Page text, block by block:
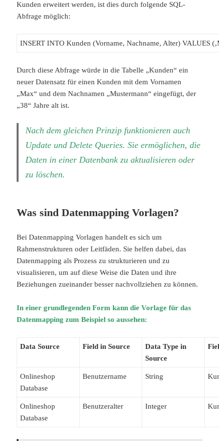
Kunden erweitert werden, ist dies durch folgende SQL-
Abfrage möglich:
INSERT INTO Kunden (Vorname, Nachname, Alter) VALUES
Durch diese Abfrage würde in die Tabelle „Kunden“ ein
neuer Datensatz für einen Kunden mit dem Vornamen
„Max“ und dem Nachnamen „Mustermann“ eingefügt, der
„38“ Jahre alt ist.
Nach dem gleichen Prinzip funktionieren auch
Update und Delete Queries. Sie ermöglichen, die
Daten in einer Datenbank zu aktualisieren oder
zu löschen.
Was sind Datenmapping Vorlagen?
Bei Datenmapping Vorlagen handelt es sich um
Rahmenstrukturen oder Leitfäden. Sie helfen dabei, das
Datenmapping als Prozess zu strukturieren und zu
visualisieren, um auf diese Weise die Daten und ihre
Beziehungen zueinander besser nachvollziehen zu können.
In einer grundlegenden Form kann die Vorlage für das
Datenmapping zum Beispiel so aussehen:
Data Source Field in Source
Data Type in
Source
Onlineshop
Database
Benutzername String
Onlineshop
Database
Benutzeralter Integer